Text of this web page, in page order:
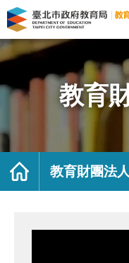
教
育
團
資
料
府
局
法
網
站
選
教育
首
教育財團法